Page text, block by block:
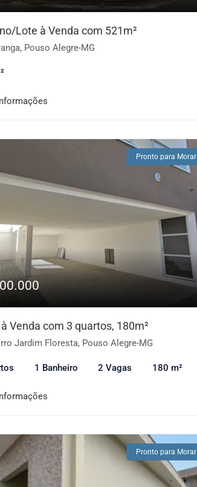
Lote à Venda com 521m²
Pouso Alegre-MG
Pronto para Morar
Venda com 3 quartos, 180m²
Jardim Floresta, Pouso Alegre-MG
1 Banheiro 2 Vagas 180 m²
Pronto para Morar